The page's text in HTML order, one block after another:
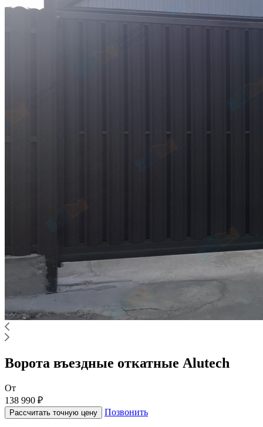
Ворота въездные откатные Alutech
От
138 990 ₽
Рассчитать точную цену Позвонить